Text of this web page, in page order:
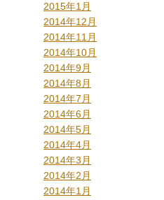
2015年1月
2014年12月
2014年11月
2014年10月
2014年9月
2014年8月
2014年7月
2014年6月
2014年5月
2014年4月
2014年3月
2014年2月
2014年1月